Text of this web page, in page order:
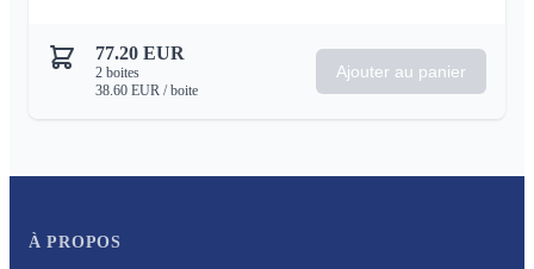
77.20 EUR
2 boites
38.60 EUR / boite
Ajouter au panier
À PROPOS